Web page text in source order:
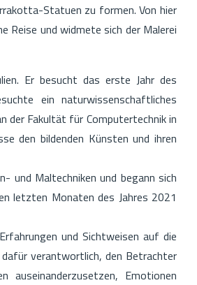
Statuen zu formen. Von hier
Reise und widmete sich der Malerei
Er besucht das erste Jahr des
ein naturwissenschaftliches
der Fakultät für Computertechnik in
den bildenden Künsten und ihren
und Maltechniken und begann sich
letzten Monaten des Jahres 2021
und Sichtweisen auf die
verantwortlich, den Betrachter
Emotionen